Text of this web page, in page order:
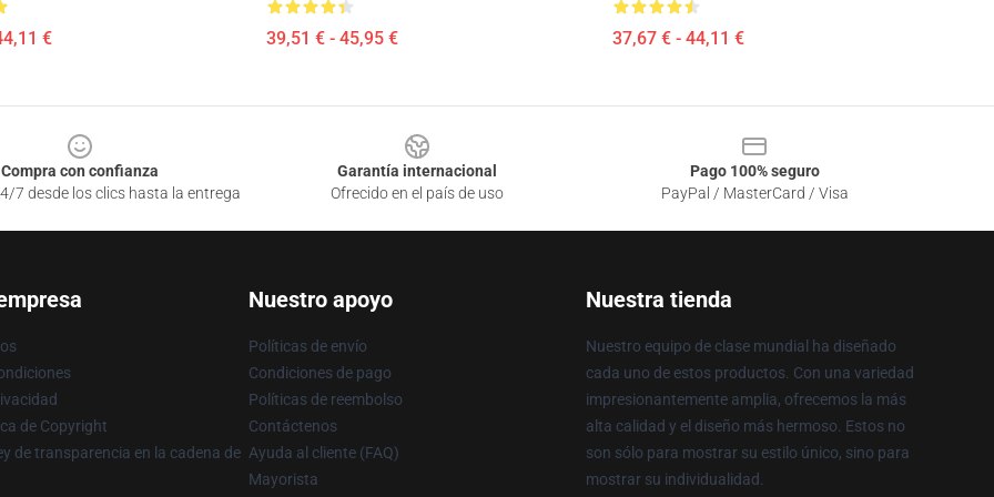
€ 39,51 € - 45,95 € 37,67 € - 44,11 €
Compra con confianza
7 desde los clics hasta la entrega
Garantía internacional
Ofrecido en el país de uso
Pago 100% seguro
PayPal / MasterCard / Visa
de Copyright
de transparencia en la cadena de
Nuestro apoyo
Políticas de envío
Condiciones de pago
Políticas de reembolso
Contáctenos
Ayuda al cliente (FAQ)
Mayorista
Nuestra tienda
Nuestro equipo de clase mundial ha diseñado
cada uno de estos productos. Con una variedad
impresionantemente amplia, ofrecemos la más
alta calidad y el diseño más hermoso. Estos no
son sólo para mostrar su estilo único, sino para
mostrar su individualidad.